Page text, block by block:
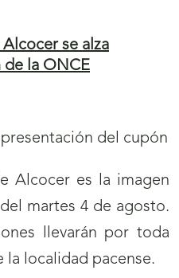
se alza
de la ONCE
Alcocer es la imagen
martes 4 de agosto.
llevarán por toda
la localidad pacense.